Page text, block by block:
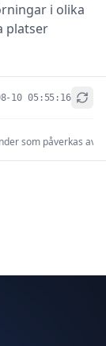
i olika
platser
10 05:55:16
som påverkas av
+